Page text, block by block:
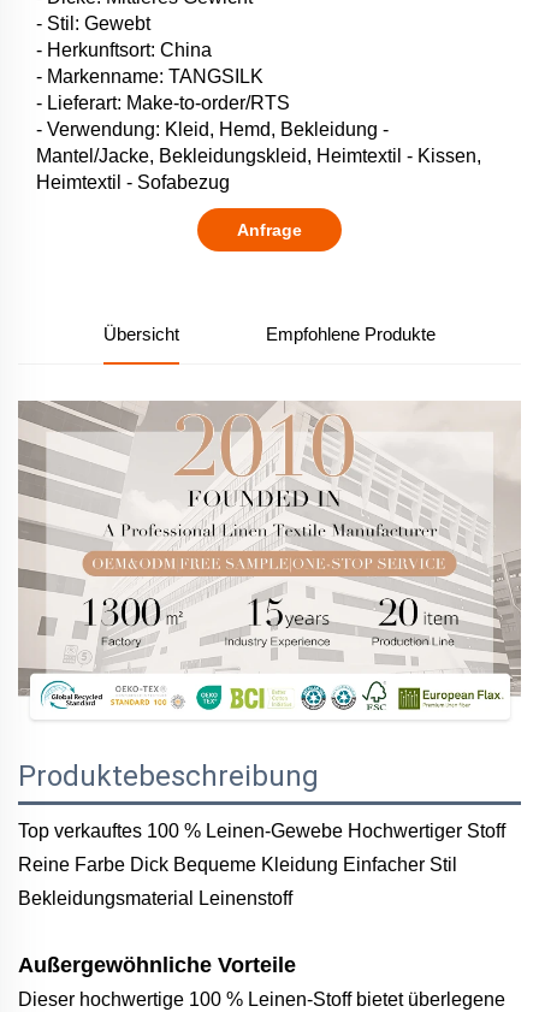
- Stil: Gewebt
- Herkunftsort: China
- Markenname: TANGSILK
- Lieferart: Make-to-order/RTS
- Verwendung: Kleid, Hemd, Bekleidung -
Mantel/Jacke, Bekleidungskleid, Heimtextil - Kissen,
Heimtextil - Sofabezug
Anfrage
Übersicht Empfohlene Produkte
Produktebeschreibung
Top verkauftes 100 % Leinen-Gewebe Hochwertiger Stoff
Reine Farbe Dick Bequeme Kleidung Einfacher Stil
Bekleidungsmaterial Leinenstoff
Außergewöhnliche Vorteile
Dieser hochwertige 100 % Leinen-Stoff bietet überlegene